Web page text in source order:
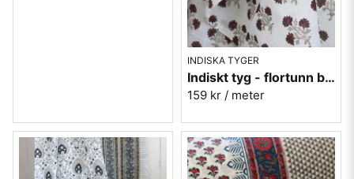
INDISKA TYGER
Indiskt tyg - flortunn bomull - nr 2
159 kr / meter